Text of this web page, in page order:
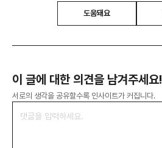
도움돼요
이 글에 대한 의견을 남겨주세요!
서로의 생각을 공유할수록 인사이트가 커집니다.